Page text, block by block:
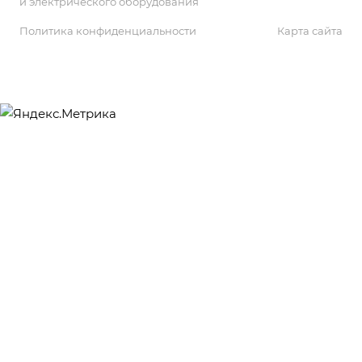
Политика конфиденциальности Карта сайта